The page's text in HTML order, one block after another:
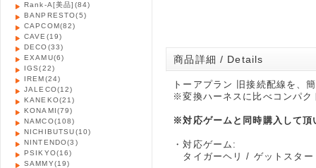
Rank-A[美品] (84)
BANPRESTO(5)
CAPCOM(82)
CAVE (19)
DECO(33)
EXAMU(6)
IGS(22)
IREM(24)
JALECO(12)
KANEKO(21)
KONAMI(79)
NAMCO(108)
NICHIBUTSU(10)
NINTENDO(3)
PSIKYO(16)
SAMMY(19)
商品詳細 / Details
トーアプラン 旧接続配線を、
※変換ハーネスに比べコンパ
※対応ゲームと同時購入して
・対応ゲーム:
タイガーヘリ / ゲットスタ